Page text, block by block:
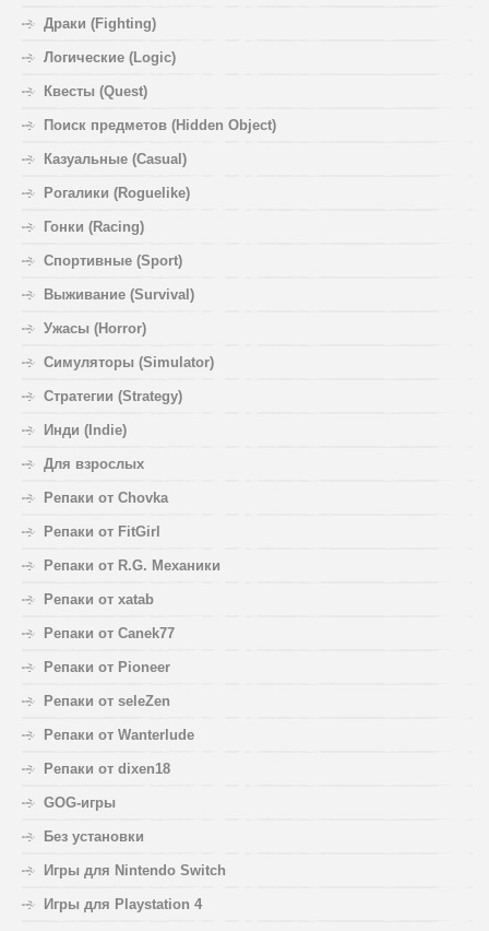
Драки (Fighting)
Логические (Logic)
Квесты (Quest)
Поиск предметов (Hidden Object)
Казуальные (Casual)
Рогалики (Roguelike)
Гонки (Racing)
Спортивные (Sport)
Выживание (Survival)
Ужасы (Horror)
Симуляторы (Simulator)
Стратегии (Strategy)
Инди (Indie)
Для взрослых
Репаки от Chovka
Репаки от FitGirl
Репаки от R.G. Механики
Репаки от xatab
Репаки от Canek77
Репаки от Pioneer
Репаки от seleZen
Репаки от Wanterlude
Репаки от dixen18
GOG-игры
Без установки
Игры для Nintendo Switch
Игры для Playstation 4